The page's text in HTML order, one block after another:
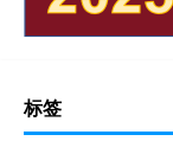
标签